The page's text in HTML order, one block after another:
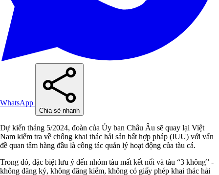
WhatsApp
Chia sẻ nhanh
Dự kiến tháng 5/2024, đoàn của Ủy ban Châu Âu sẽ quay lại Việt
Nam kiểm tra về chống khai thác hải sản bất hợp pháp (IUU) với vấn
đề quan tâm hàng đầu là công tác quản lý hoạt động của tàu cá.
Trong đó, đặc biệt lưu ý đến nhóm tàu mất kết nối và tàu “3 không” -
không đăng ký, không đăng kiểm, không có giấy phép khai thác hải